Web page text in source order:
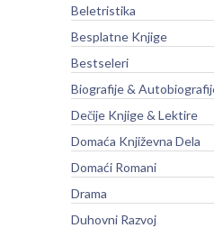
Beletristika
Besplatne Knjige
Bestseleri
Biografije &
Dečije Knjige & Lektire
Domaća Književna Dela
Domaći Romani
Drama
Duhovni Razvoj